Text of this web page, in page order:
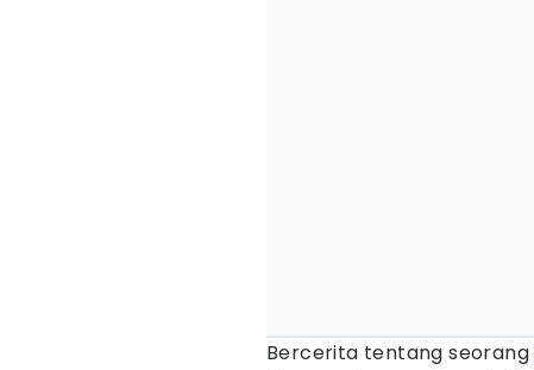
Bercerita tentang seorang